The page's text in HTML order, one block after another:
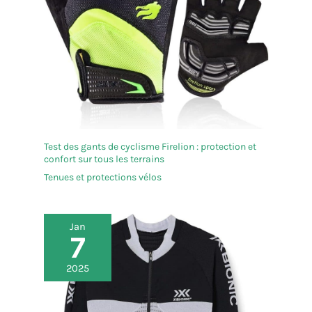
confère au maillot de cyclisme à manches courtes
une respirabilité qui convient très bien au
printemps, à l'été et à l'automne, vous permettant
de rester au sec et au frais tout en vous protégeant
du soleil lorsque vous courez.
Test des gants de cyclisme Firelion : protection et
confort sur tous les terrains
Tenues et protections vélos
Jan
7
2025